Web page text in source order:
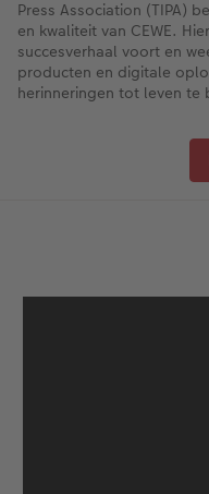
Press Association (TIPA)
en kwaliteit van CEWE.
succesverhaal voort en
producten en digitale
herinneringen tot leven te